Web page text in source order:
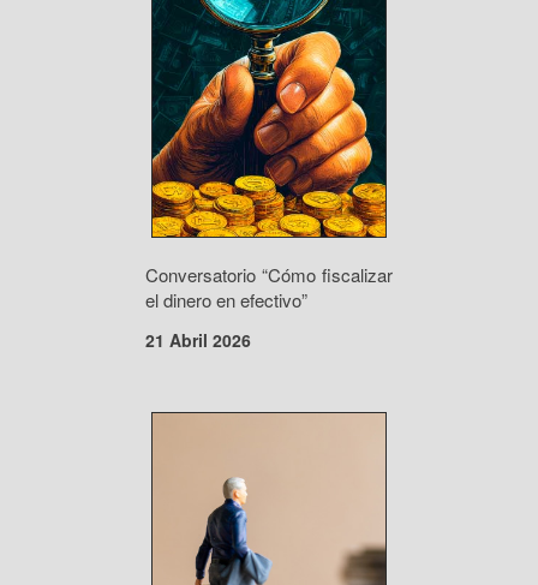
Conversatorio “Cómo fiscalizar
el dinero en efectivo”
21 Abril 2026